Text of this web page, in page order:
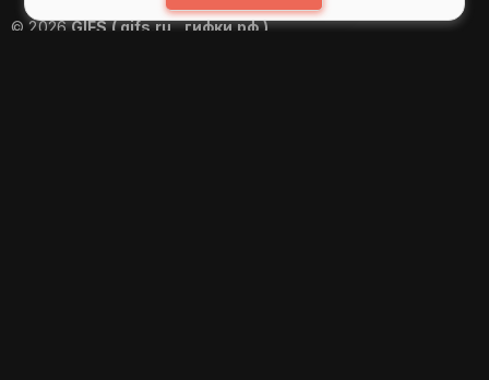
© 2026GIFS ( gifs.ru , гифки.рф )